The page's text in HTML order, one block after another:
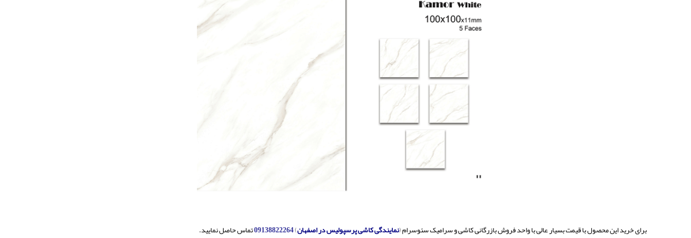
برای خرید این محصول با قیمت بسیار عالی با واحد فروش بازرگانی کاشی و سرامیک سئوسرام(نمایندگی کاشی پرسپولیس در اصفهان)
09138822264تماس حاصل نمایید.